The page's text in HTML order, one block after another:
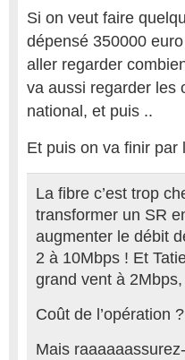
Si on veut faire
dépensé 350000
aller regarder
va aussi regarder les
national, et puis ..
Et puis on va finir par
La fibre c’est trop
transformer un SR
augmenter le débit
2 à 10Mbps ! Et
grand vent à
Coût de l’opération
Mais